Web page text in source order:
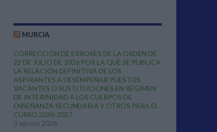
MURCIA
CORRECCIÓN DE ERRORES DE LA ORDEN DE
22 DE JULIO DE 2026 POR LA QUE SE PUBLICA
LA RELACIÓN DEFINITIVA DE LOS
ASPIRANTES A DESEMPEÑAR PUESTOS
VACANTES O SUSTITUCIONES EN RÉGIMEN
DE INTERINIDAD A LOS CUERPOS DE
ENSEÑANZA SECUNDARIA Y OTROS PARA EL
CURSO 2026-2027
3 agosto 2026